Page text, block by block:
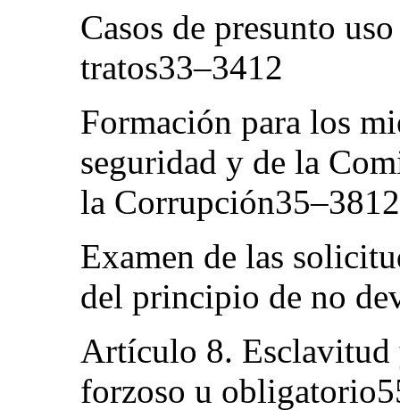
Casos de presunto
tratos33–3412
Formación para los
seguridad y de la
la Corrupción35–3812
Examen de las
del principio de no
Artículo 8. Esclavitud
forzoso u